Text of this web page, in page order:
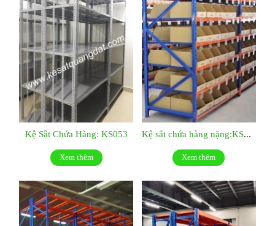
Kệ Sắt Chứa Hàng: KS053
Xem thêm
Kệ sắt chứa hàng nặng:KS052
Xem thêm